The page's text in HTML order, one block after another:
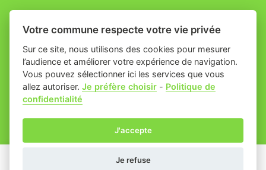
Place du village la solution web
et appli des collectivités
- Commune
Mentions légales-- Gestion des cookies
Votre commune respecte votre vie privée
Sur ce site, nous utilisons des cookies pour mesurer
l’audience et améliorer votre expérience de navigation.
Vous pouvez sélectionner ici les services que vous
allez autoriser.Je préfère choisir - Politique de
confidentialité
J'accepte
Je refuse